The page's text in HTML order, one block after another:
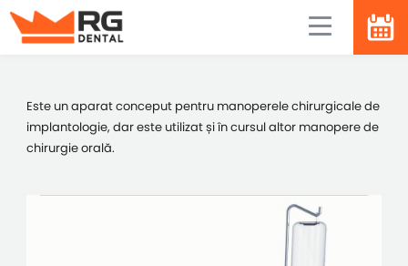
Este un aparat conceput pentru manoperele chirurgicale de
implantologie, dar este utilizat și în cursul altor manopere de
chirurgie orală.